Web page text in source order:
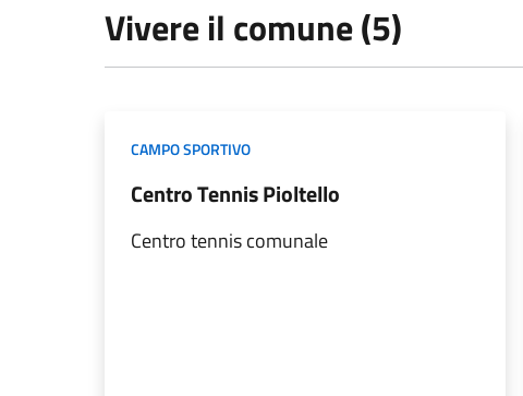
Vivere il comune (5)
CAMPO SPORTIVO
Centro Tennis Pioltello
Centro tennis comunale